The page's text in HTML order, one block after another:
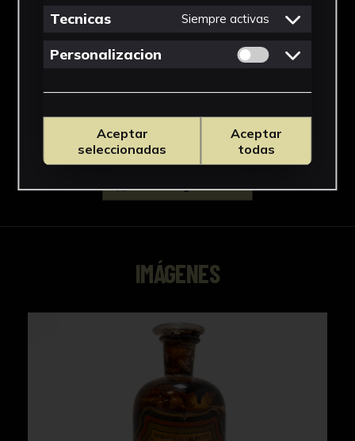
Facultad de Farmacia
Ver más
Descargar Ficha
IMÁGENES
Tecnicas Siempre activas
Personalizacion Permitir cookies
Aceptar
seleccionadas
Aceptar
todas